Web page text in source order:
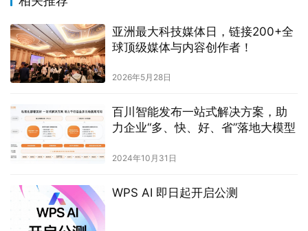
亚洲最大科技媒体日，链接200+全
球顶级媒体与内容创作者！
2026年5月28日
百川智能发布一站式解决方案，助
力企业“多、快、好、省”落地大模型
2024年10月31日
WPS AI 即日起开启公测